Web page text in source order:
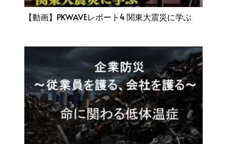
【動画】PKWAVEレポート4 関東大震災に学ぶ